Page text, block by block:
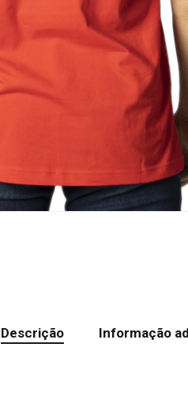
Descrição Informação